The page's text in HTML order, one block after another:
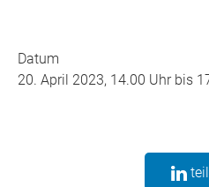
Datum
20. April 2023, 14.00 Uhr bis